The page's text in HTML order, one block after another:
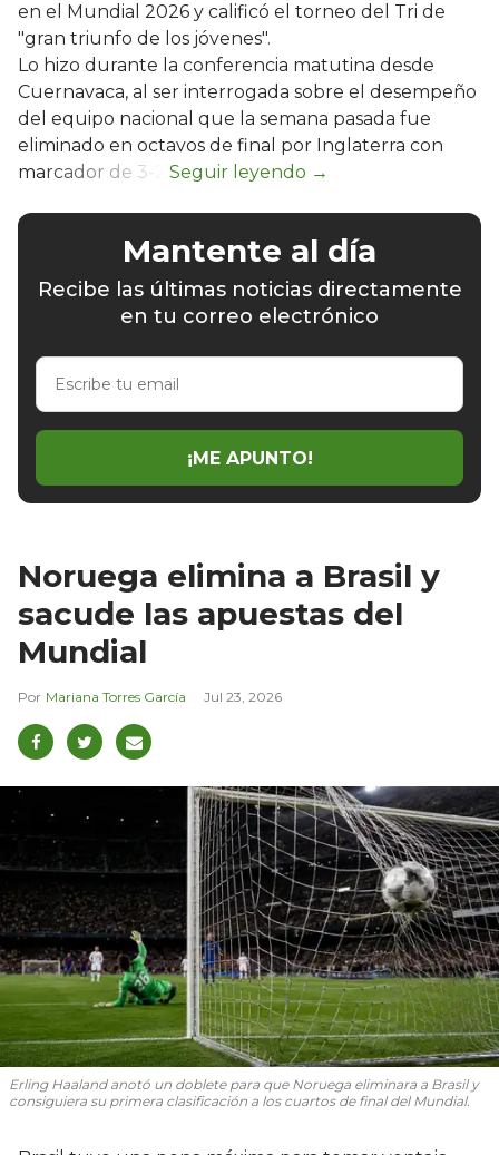
en el Mundial 2026 y calificó el torneo del Tri de
"gran triunfo de los jóvenes".
Lo hizo durante la conferencia matutina desde
Cuernavaca, al ser interrogada sobre el desempeño
del equipo nacional que la semana pasada fue
eliminado en octavos de final por Inglaterra con
marcador de 3-2.
Mantente al día
Recibe las últimas noticias directamente
en tu correo electrónico
Escribe
email
¡ME APUNTO!
Noruega elimina a Brasil y
sacude las apuestas del
Mundial
Mariana Torres García Jul 23, 2026
Erling Haaland anotó un doblete para que Noruega eliminara a Brasil y
consiguiera su primera clasificación a los cuartos de final del Mundial.